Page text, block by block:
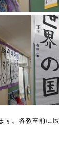
。各教室前に